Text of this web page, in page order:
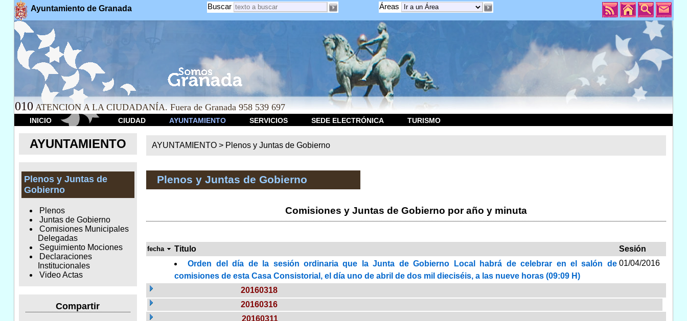
Ayuntamiento de Granada Áreas
Buscar
010 ATENCION A LA CIUDADANÍA. Fuera de Granada 958 539 697
INICIO CIUDAD AYUNTAMIENTO SERVICIOS SEDE ELECTRÓNICA TURISMO
AYUNTAMIENTO
Plenos y Juntas de
Gobierno
Plenos
Juntas de Gobierno
Comisiones Municipales
Delegadas
Seguimiento Mociones
Declaraciones
Institucionales
Video Actas
Compartir
AYUNTAMIENTO > Plenos y Juntas de Gobierno
Plenos y Juntas de Gobierno
Comisiones y Juntas de Gobierno por año y minuta
fecha Titulo
Sesión
Orden del día de la sesión ordinaria que la Junta de Gobierno Local habrá de celebrar en el salón de
comisiones de esta Casa Consistorial, el día uno de abril de dos mil dieciséis, a las nueve horas (09:09 H)
01/04/2016
20160318
20160316
20160311